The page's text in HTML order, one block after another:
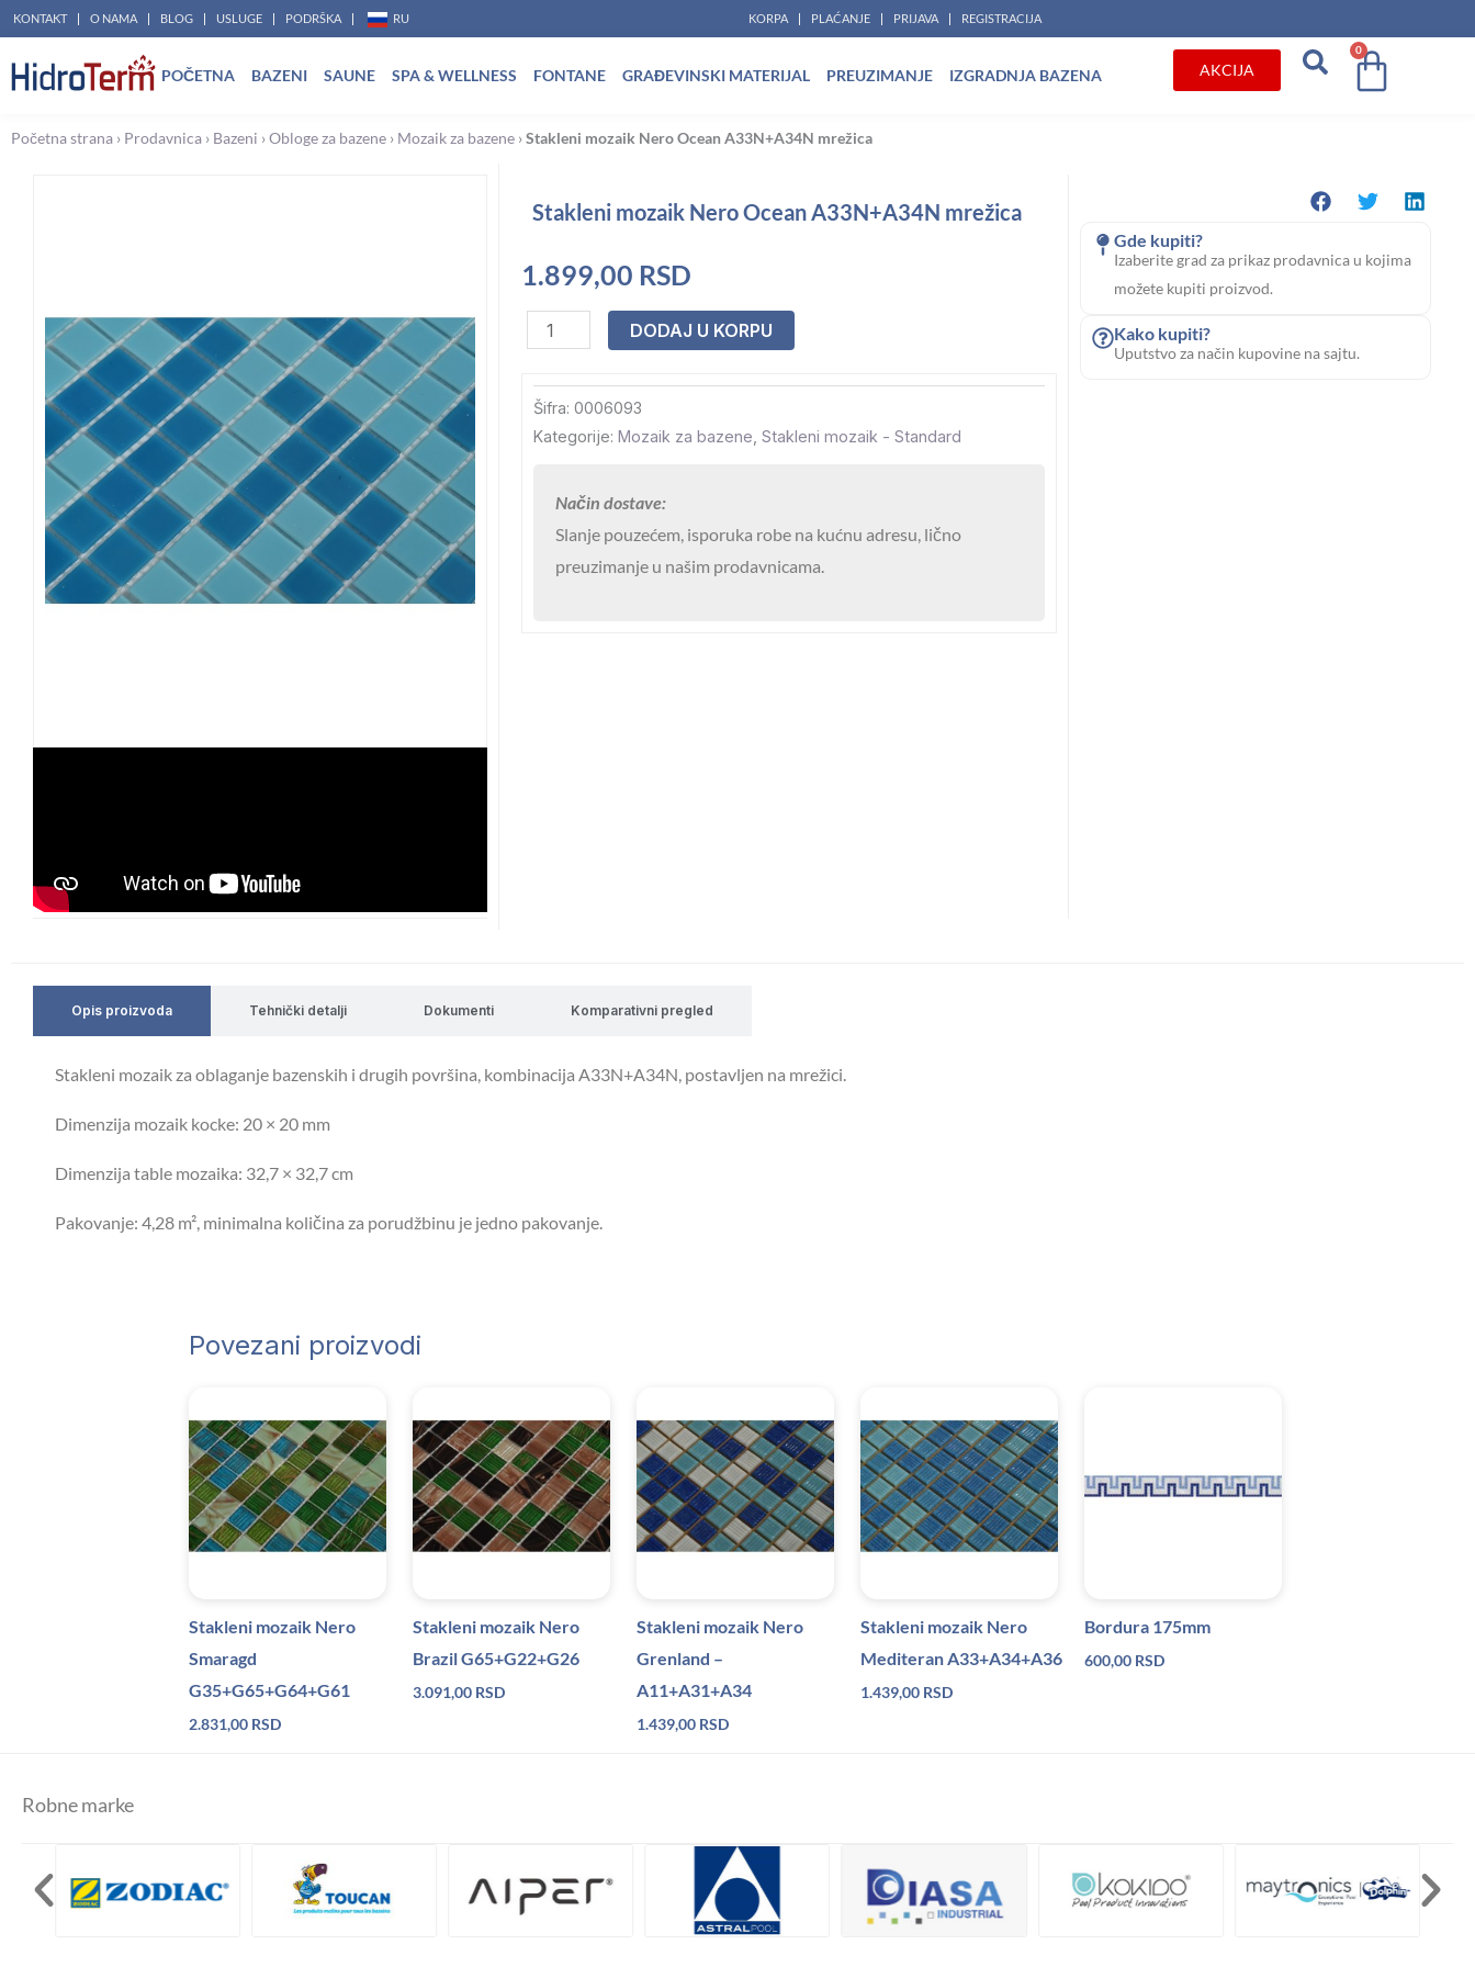
Пређи
садржај
KONTAKT O NAMA BLOG USLUGE PODRŠKA RU KORPA PLAĆANJE PRIJAVA REGISTRACIJA
POČETNA BAZENI SAUNE SPA & WELLNESS FONTANE GRAĐEVINSKI MATERIJAL PREUZIMANJE IZGRADNJA BAZENA AKCIJA
0
Cart
Početna strana › Prodavnica › Bazeni ›Obloge za bazene › Mozaik za bazene ›Stakleni mozaik Nero Ocean A33N+A34N mrežica
Stakleni mozaik Nero Ocean A33N+A34N mrežica
1.899,00 RSD
Stakleni
mozaik
Nero
Ocean
A33N+A34N
количина
DODAJ U KORPU
Šifra: 0006093
Kategorije: Mozaik za bazene Stakleni mozaik - Standard
Način dostave:
Slanje pouzećem, isporuka robe na kućnu adresu, lično
preuzimanje u našim prodavnicama.
Gde kupiti?
Izaberite grad za prikaz prodavnica u kojima
možete kupiti proizvod.
Kako kupiti?
Uputstvo za način kupovine na sajtu.
Opis proizvoda Tehnički detalji Dokumenti Komparativni pregled
Stakleni mozaik za oblaganje bazenskih i drugih površina, kombinacija A33N+A34N, postavljen na mrežici.
Dimenzija mozaik kocke: 20 × 20 mm
Dimenzija table mozaika: 32,7 × 32,7 cm
Pakovanje: 4,28 m², minimalna količina za porudžbinu je jedno pakovanje.
Povezani proizvodi
Stakleni mozaik Nero
Smaragd
G35+G65+G64+G61
2.831,00 RSD
Stakleni mozaik Nero
Brazil G65+G22+G26
3.091,00 RSD
Stakleni mozaik Nero
Grenland –
A11+A31+A34
1.439,00 RSD
Stakleni mozaik Nero
Mediteran A33+A34+A36
1.439,00 RSD
Bordura 175mm
600,00 RSD
Robne marke